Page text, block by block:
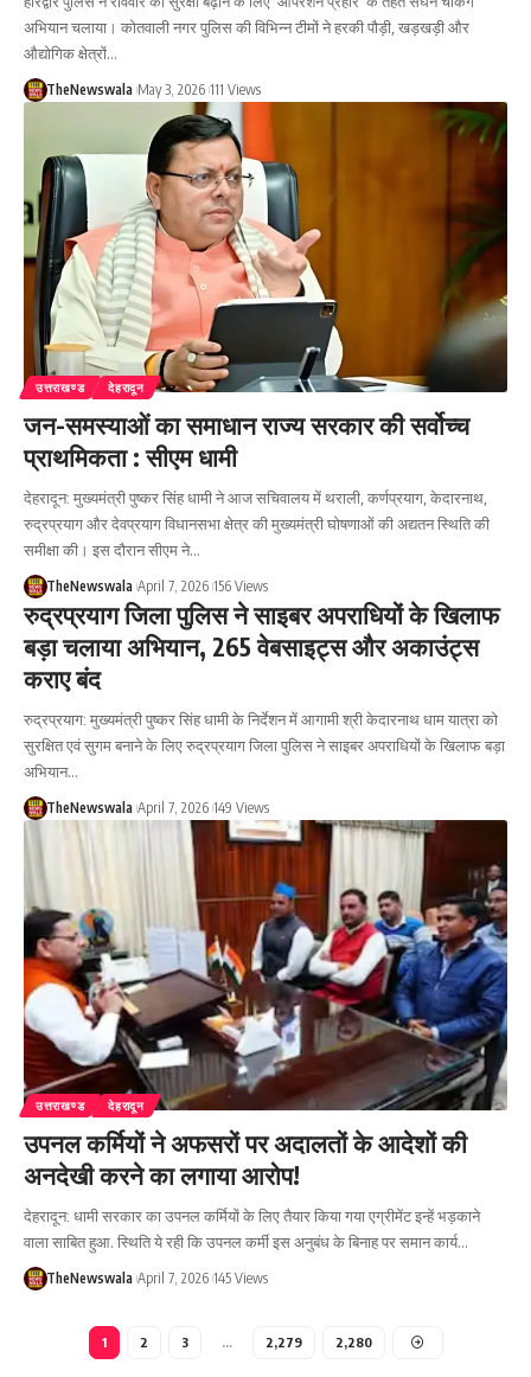
अभियान चलाया। कोतवाली नगर पुलिस की विभिन्न टीमों ने हरकी पौड़ी, खड़खड़ी और
औद्योगिक क्षेत्रों…
TheNewswala May 3, 2026 111 Views
उत्तराखण्ड देहरादून
जन-समस्याओं का समाधान राज्य सरकार की सर्वोच्च
प्राथमिकता : सीएम धामी
देहरादून: मुख्यमंत्री पुष्कर सिंह धामी ने आज सचिवालय में थराली, कर्णप्रयाग, केदारनाथ,
रुद्रप्रयाग और देवप्रयाग विधानसभा क्षेत्र की मुख्यमंत्री घोषणाओं की अद्यतन स्थिति की
समीक्षा की। इस दौरान सीएम ने…
TheNewswala April 7, 2026 156 Views
रुद्रप्रयाग जिला पुलिस ने साइबर अपराधियों के खिलाफ
बड़ा चलाया अभियान, 265 वेबसाइट्स और अकाउंट्स
कराए बंद
रुद्रप्रयाग: मुख्यमंत्री पुष्कर सिंह धामी के निर्देशन में आगामी श्री केदारनाथ धाम यात्रा को
सुरक्षित एवं सुगम बनाने के लिए रुद्रप्रयाग जिला पुलिस ने साइबर अपराधियों के खिलाफ बड़ा
अभियान…
TheNewswala April 7, 2026 149 Views
उत्तराखण्ड देहरादून
उपनल कर्मियों ने अफसरों पर अदालतों के आदेशों की
अनदेखी करने का लगाया आरोप!
देहरादून: धामी सरकार का उपनल कर्मियों के लिए तैयार किया गया एग्रीमेंट इन्हें भड़काने
वाला साबित हुआ. स्थिति ये रही कि उपनल कर्मी इस अनुबंध के बिनाह पर समान कार्य…
TheNewswala April 7, 2026 145 Views
1 2 3 … 2,279 2,280